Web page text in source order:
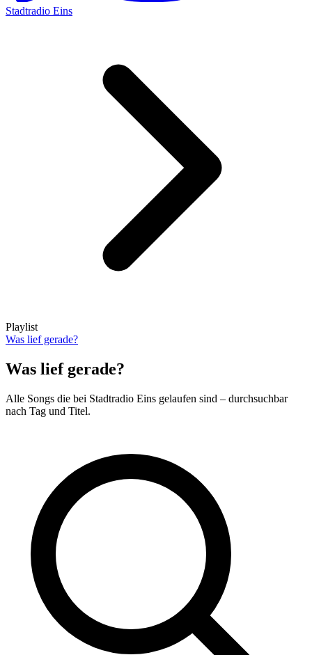
Stadtradio Eins
Playlist
Was lief gerade?
Was lief gerade?
Alle Songs die bei Stadtradio Eins gelaufen sind – durchsuchbar
nach Tag und Titel.